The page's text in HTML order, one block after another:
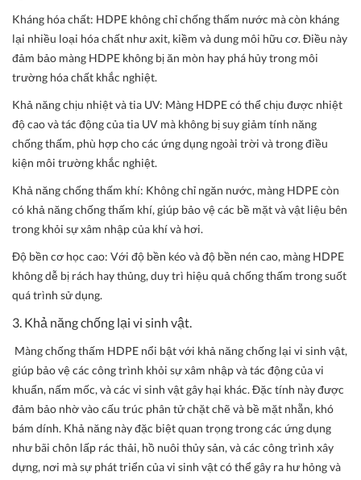
Kháng hóa chất: HDPE không chỉ chống thấm nước mà còn kháng
lại nhiều loại hóa chất như axit, kiềm và dung môi hữu cơ. Điều này
đảm bảo màng HDPE không bị ăn mòn hay phá hủy trong môi
trường hóa chất khắc nghiệt.
Khả năng chịu nhiệt và tia UV: Màng HDPE có thể chịu được nhiệt
độ cao và tác động của tia UV mà không bị suy giảm tính năng
chống thấm, phù hợp cho các ứng dụng ngoài trời và trong điều
kiện môi trường khắc nghiệt.
Khả năng chống thấm khí: Không chỉ ngăn nước, màng HDPE còn
có khả năng chống thấm khí, giúp bảo vệ các bề mặt và vật liệu bên
trong khỏi sự xâm nhập của khí và hơi.
Độ bền cơ học cao: Với độ bền kéo và độ bền nén cao, màng HDPE
không dễ bị rách hay thủng, duy trì hiệu quả chống thấm trong suốt
quá trình sử dụng.
3. Khả năng chống lại vi sinh vật.
Màng chống thấm HDPE nổi bật với khả năng chống lại vi sinh vật,
giúp bảo vệ các công trình khỏi sự xâm nhập và tác động của vi
khuẩn, nấm mốc, và các vi sinh vật gây hại khác. Đặc tính này được
đảm bảo nhờ vào cấu trúc phân tử chặt chẽ và bề mặt nhẵn, khó
bám dính. Khả năng này đặc biệt quan trọng trong các ứng dụng
như bãi chôn lấp rác thải, hồ nuôi thủy sản, và các công trình xây
dựng, nơi mà sự phát triển của vi sinh vật có thể gây ra hư hỏng và